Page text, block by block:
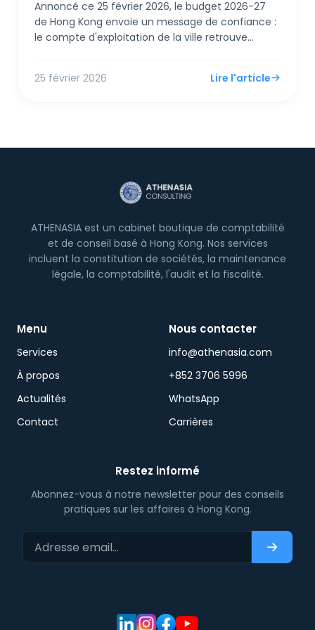
Annoncé ce 25 février 2026, le budget 2026-27
de Hong Kong envoie un message de confiance :
le compte d'exploitation de la ville retrouve
dévoilé des mesures de soutien immédiates,
personnels.
25 février 2026 Lire l'article
ATHENASIA est un cabinet boutique de comptabilité
et de conseil basé à Hong Kong. Nos services
incluent la constitution de sociétés, la maintenance
légale, la comptabilité, l'audit et la fiscalité.
Menu
Services
À propos
Actualités
Contact
Nous contacter
info@athenasia.com
+852 3706 5996
WhatsApp
Carrières
Restez informé
Abonnez-vous à notre newsletter pour des conseils
pratiques sur les affaires à Hong Kong.